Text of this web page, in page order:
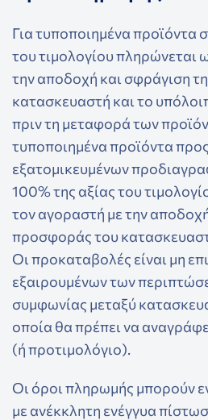
Για τυποποιημένα προϊόντα
του τιμολογίου πληρώνεται
την αποδοχή και σφράγιση
κατασκευαστή και το
πριν τη μεταφορά των
τυποποιημένα προϊόντα
εξατομικευμένων
100% της αξίας του
τον αγοραστή με την
προσφοράς του
Οι προκαταβολές είναι μη
εξαιρουμένων των
συμφωνίας μεταξύ
οποία θα πρέπει να
(ή προτιμολόγιο).
Οι όροι πληρωμής μπορούν
με ανέκκλητη ενέγγυα